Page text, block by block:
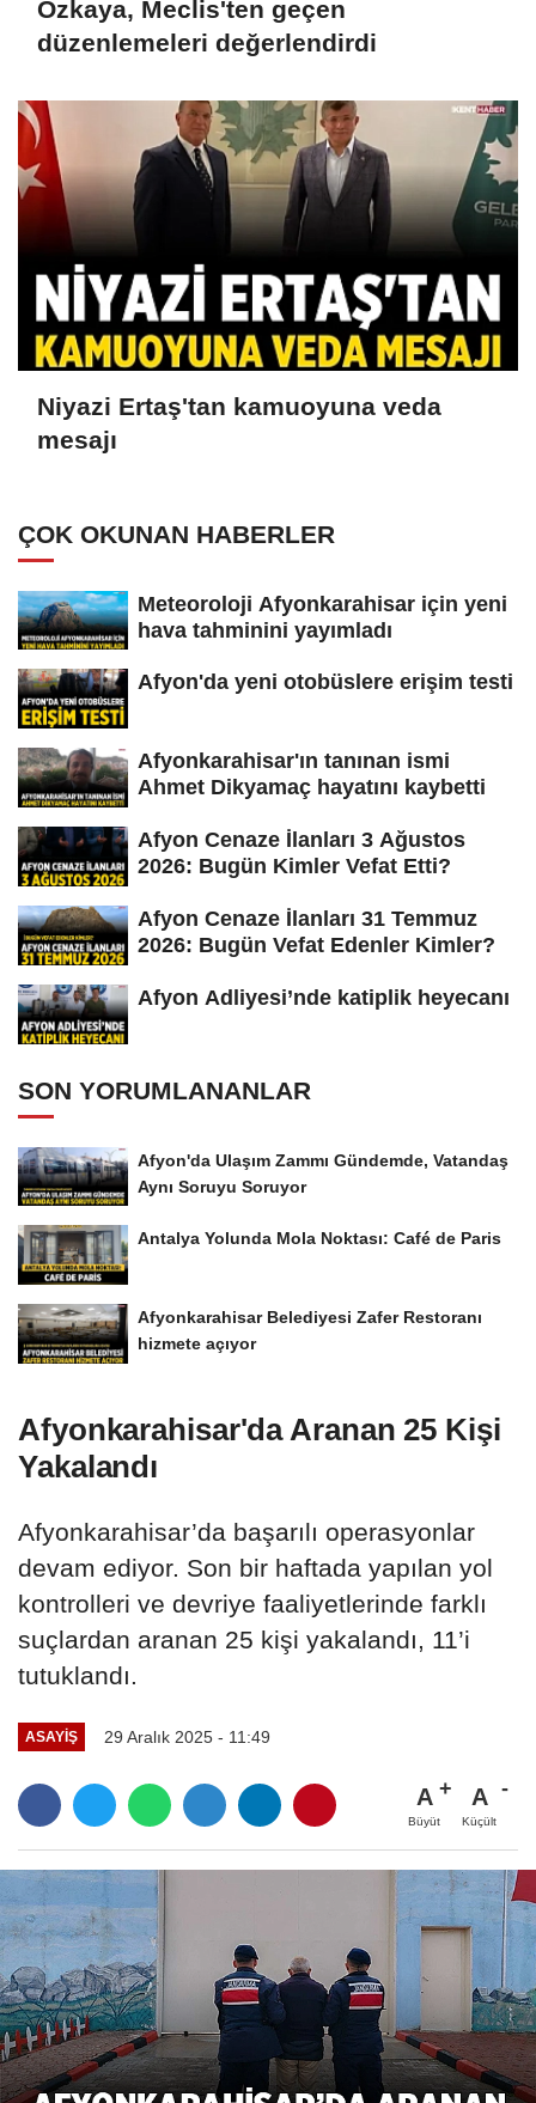
Özkaya, Meclis'ten geçen
düzenlemeleri değerlendirdi
Niyazi Ertaş'tan kamuoyuna veda
mesajı
ÇOK OKUNAN HABERLER
Meteoroloji Afyonkarahisar için yeni
hava tahminini yayımladı
Afyon'da yeni otobüslere erişim testi
Afyonkarahisar'ın tanınan ismi
Ahmet Dikyamaç hayatını kaybetti
Afyon Cenaze İlanları 3 Ağustos
2026: Bugün Kimler Vefat Etti?
Afyon Cenaze İlanları 31 Temmuz
2026: Bugün Vefat Edenler Kimler?
Afyon Adliyesi’nde katiplik heyecanı
SON YORUMLANANLAR
Afyon'da Ulaşım Zammı Gündemde, Vatandaş
Aynı Soruyu Soruyor
Antalya Yolunda Mola Noktası: Café de Paris
Afyonkarahisar Belediyesi Zafer Restoranı
hizmete açıyor
Afyonkarahisar'da Aranan 25 Kişi
Yakalandı
Afyonkarahisar’da başarılı operasyonlar
devam ediyor. Son bir haftada yapılan yol
kontrolleri ve devriye faaliyetlerinde farklı
suçlardan aranan 25 kişi yakalandı, 11’i
tutuklandı.
ASAYIŞ 29 Aralık 2025 - 11:49
A
Büyüt
A
Küçült